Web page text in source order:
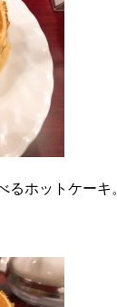
ホットケーキ。